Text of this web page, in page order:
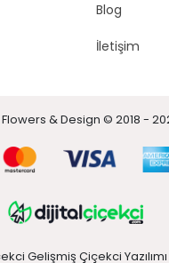
Blog
İletişim
& Design © 2018 -
Gelişmiş Çiçekci